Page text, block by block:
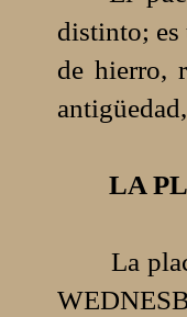
distinto; es
de hierro,
LA
La